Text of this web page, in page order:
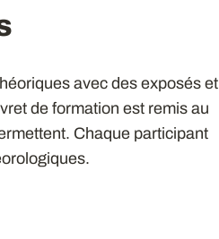
avec des exposés et
de formation est remis au
Chaque participant